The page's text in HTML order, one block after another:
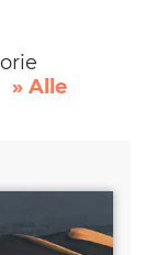
» Alle